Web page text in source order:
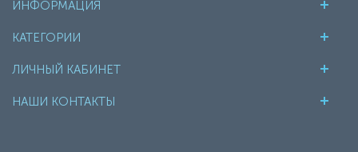
ИНФОРМАЦИЯ
КАТЕГОРИИ
ЛИЧНЫЙ КАБИНЕТ
НАШИ КОНТАКТЫ